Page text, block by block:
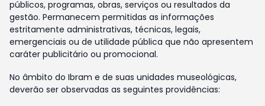
públicos, programas, obras, serviços ou resultados da
gestão. Permanecem permitidas as informações
estritamente administrativas, técnicas, legais,
emergenciais ou de utilidade pública que não apresentem
caráter publicitário ou promocional.
No âmbito do Ibram e de suas unidades museológicas,
deverão ser observadas as seguintes providências: